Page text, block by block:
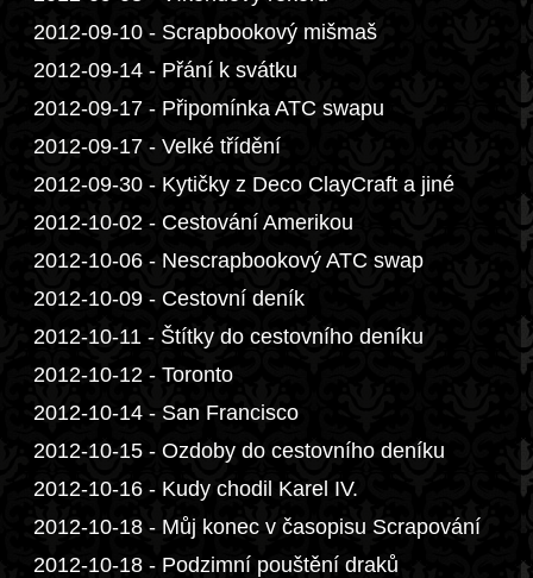
2012-09-10 - Scrapbookový mišmaš
2012-09-14 - Přání k svátku
2012-09-17 - Připomínka ATC swapu
2012-09-17 - Velké třídění
2012-09-30 - Kytičky z Deco ClayCraft a jiné
2012-10-02 - Cestování Amerikou
2012-10-06 - Nescrapbookový ATC swap
2012-10-09 - Cestovní deník
2012-10-11 - Štítky do cestovního deníku
2012-10-12 - Toronto
2012-10-14 - San Francisco
2012-10-15 - Ozdoby do cestovního deníku
2012-10-16 - Kudy chodil Karel IV.
2012-10-18 - Můj konec v časopisu Scrapování
2012-10-18 - Podzimní pouštění draků